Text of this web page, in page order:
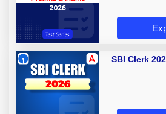
SBI Clerk